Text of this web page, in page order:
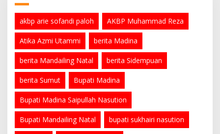
akbp arie sofandi paloh AKBP Muhammad Reza
Atika Azmi Utammi berita Madina
berita Mandailing Natal berita Sidempuan
berita Sumut Bupati Madina
Bupati Madina Saipullah Nasution
Bupati Mandailing Natal bupati sukhairi nasution